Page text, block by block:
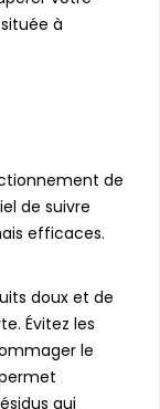
à
de
de suivre
efficaces.
doux et de
Évitez les
le
qui